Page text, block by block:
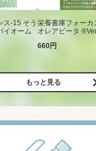
ス-15 そう
イオーム
栄養書庫フォーカ
オレアビータ
660円
もっと見る